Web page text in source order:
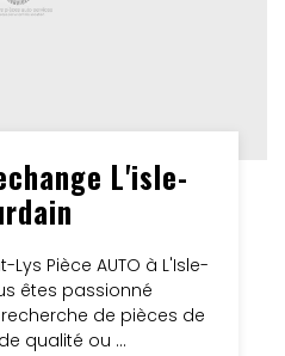
L'isle-
Pièce AUTO à L'Isle-
êtes passionné
de pièces de
qualité ou ...